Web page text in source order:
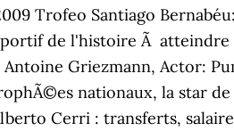
Trofeo Santiago Bernabéu:
de l'histoire Ã
Antoine Griezmann, Actor:
nationaux, la star de
Cerri : transferts,